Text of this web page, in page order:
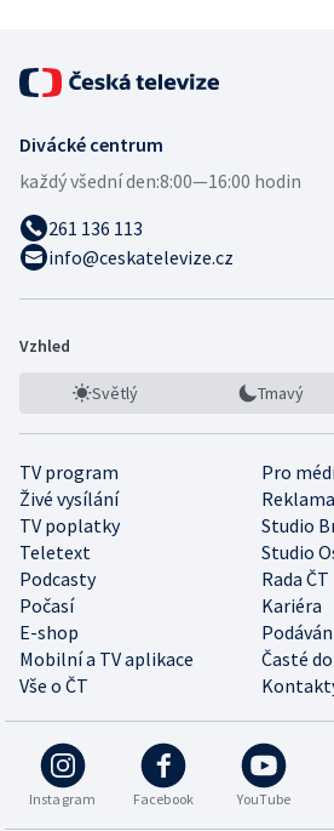
Divácké centrum
každý všední den:8:00—16:00 hodin
261 136 113
info@ceskatelevize.cz
Vzhled
Světlý Tmavý
TV program
Pro
Živé vysílání
Reklama
TV poplatky
Studio
Teletext
Studio
Podcasty
Rada ČT
Počasí
Kariéra
E-shop
Mobilní a TV aplikace
Časté
Vše o ČT
Instagram Facebook YouTube